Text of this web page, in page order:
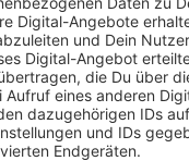
Der Vorwurf gegen
Internetplattform
Bücher verkauft
Die Geschädigten
Amtsgericht.